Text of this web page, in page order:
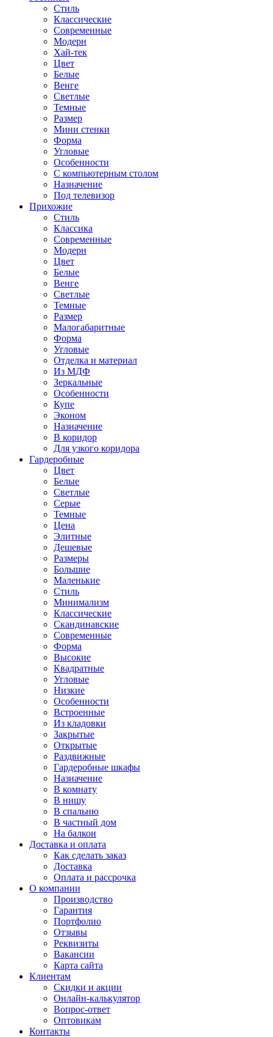
Стиль
Классические
Современные
Модерн
Хай-тек
Цвет
Белые
Венге
Светлые
Темные
Размер
Мини стенки
Форма
Угловые
Особенности
С компьютерным столом
Назначение
Под телевизор
Прихожие
Стиль
Классика
Современные
Модерн
Цвет
Белые
Венге
Светлые
Темные
Размер
Малогабаритные
Форма
Угловые
Отделка и материал
Из МДФ
Зеркальные
Особенности
Купе
Эконом
Назначение
В коридор
Для узкого коридора
Гардеробные
Цвет
Белые
Светлые
Серые
Темные
Цена
Элитные
Дешевые
Размеры
Большие
Маленькие
Стиль
Минимализм
Классические
Скандинавские
Современные
Форма
Высокие
Квадратные
Угловые
Низкие
Особенности
Встроенные
Из кладовки
Закрытые
Открытые
Раздвижные
Гардеробные шкафы
Назначение
В комнату
В нишу
В спальню
В частный дом
На балкон
Доставка и оплата
Как сделать заказ
Доставка
Оплата и рассрочка
О компании
Производство
Гарантия
Портфолио
Отзывы
Реквизиты
Вакансии
Карта сайта
Клиентам
Скидки и акции
Онлайн-калькулятор
Вопрос-ответ
Оптовикам
Контакты